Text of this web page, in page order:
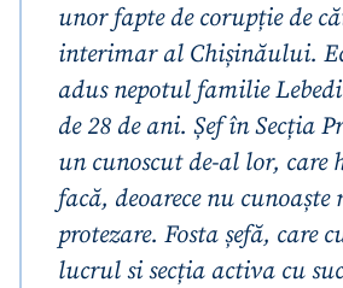
unor fapte de corupție de
interimar al Chișinăului.
adus nepotul familie
de 28 de ani. Șef în Secția
un cunoscut de-al lor, care
facă, deoarece nu
protezare. Fosta șefă, care
lucrul si secția activa cu